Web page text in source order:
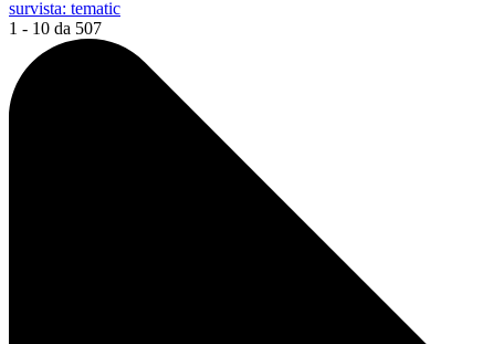
survista: tematic
1 - 10 da 507